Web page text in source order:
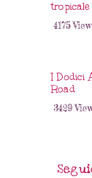
4175
I Dodici
Road
3429